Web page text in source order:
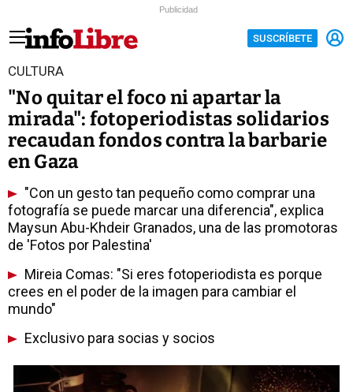
Publicidad
SUSCRÍBETE
CULTURA
"No quitar el foco ni apartar la
mirada": fotoperiodistas solidarios
recaudan fondos contra la barbarie
en Gaza
"Con un gesto tan pequeño como comprar una
fotografía se puede marcar una diferencia", explica
Maysun Abu-Khdeir Granados, una de las promotoras
de 'Fotos por Palestina'
Mireia Comas: "Si eres fotoperiodista es porque
crees en el poder de la imagen para cambiar el
mundo"
Exclusivo para socias y socios